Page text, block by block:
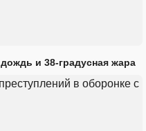
и 38-градусная жара